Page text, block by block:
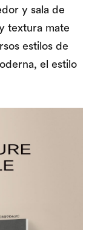
y sala de
textura mate
estilos de
el estilo